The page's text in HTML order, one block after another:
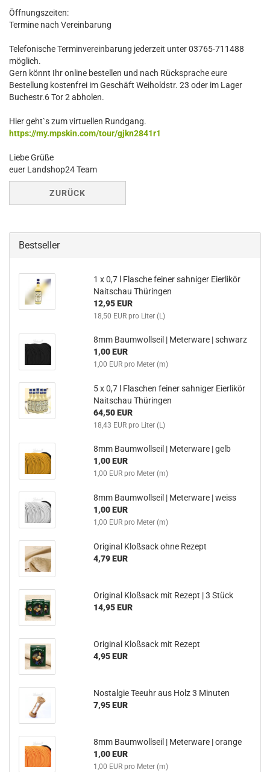
Öffnungszeiten:
Termine nach Vereinbarung
Telefonische Terminvereinbarung jederzeit unter 03765-711488
möglich.
Gern könnt Ihr online bestellen und nach Rücksprache eure
Bestellung kostenfrei im Geschäft Weiholdstr. 23 oder im Lager
Buchestr.6 Tor 2 abholen.
Hier geht`s zum virtuellen Rundgang.
https://my.mpskin.com/tour/gjkn2841r1
Liebe Grüße
euer Landshop24 Team
ZURÜCK
Bestseller
1 x 0,7 l Flasche feiner sahniger Eierlikör
Naitschau Thüringen
12,95 EUR
18,50 EUR pro Liter (L)
8mm Baumwollseil | Meterware | schwarz
1,00 EUR
1,00 EUR pro Meter (m)
5 x 0,7 l Flaschen feiner sahniger Eierlikör
Naitschau Thüringen
64,50 EUR
18,43 EUR pro Liter (L)
8mm Baumwollseil | Meterware | gelb
1,00 EUR
1,00 EUR pro Meter (m)
8mm Baumwollseil | Meterware | weiss
1,00 EUR
1,00 EUR pro Meter (m)
Original Kloßsack ohne Rezept
4,79 EUR
Original Kloßsack mit Rezept | 3 Stück
14,95 EUR
Original Kloßsack mit Rezept
4,95 EUR
Nostalgie Teeuhr aus Holz 3 Minuten
7,95 EUR
8mm Baumwollseil | Meterware | orange
1,00 EUR
1,00 EUR pro Meter (m)